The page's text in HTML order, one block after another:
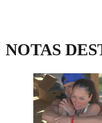
NOTAS